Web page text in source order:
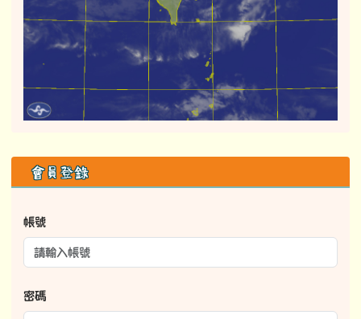
右邊區域內容
會員登錄
帳號
密碼